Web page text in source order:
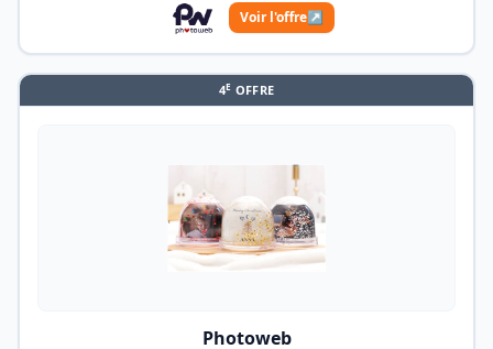
Voir l'offre↗
4E OFFRE
Photoweb